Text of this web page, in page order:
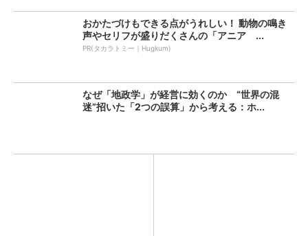
おかたづけもできる点がうれしい！ 動物の鳴き
声やセリフが盛りだくさんの「アニア ...
PR(タカラトミー｜Hugkum)
なぜ「地政学」が経営に効くのか “世界の混
迷”招いた「2つの誤算」から考える：ホ...